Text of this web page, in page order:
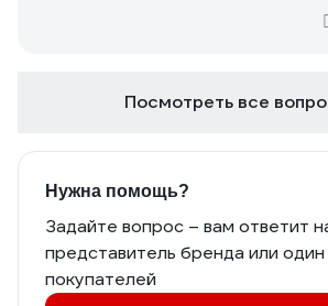
Посмотреть все
Нужна помощь?
Задайте вопрос – вам ответит
представитель бренда или один
покупателей